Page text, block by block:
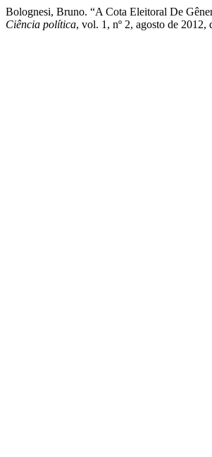
Bolognesi, Bruno. “A Cota Eleitoral De
Ciência política, vol. 1, nº 2, agosto de